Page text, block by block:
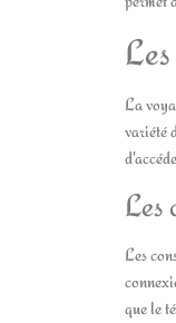
La
variété
Les
Les
que le